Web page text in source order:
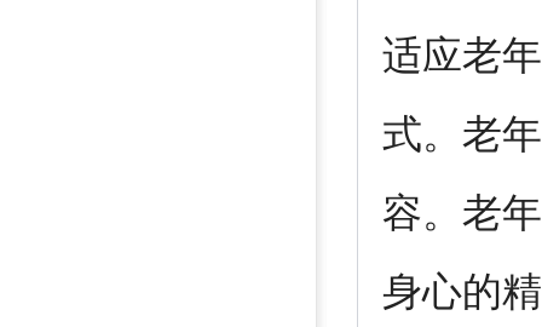
适应老
式。老
容。老
身心的